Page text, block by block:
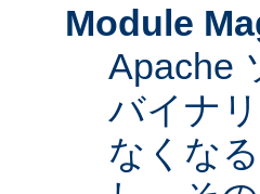
Module
Apache
バイナ
なくな